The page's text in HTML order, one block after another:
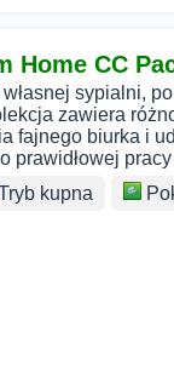
Home CC
sypialni,
zawiera
fajnego biurka i
prawidłowej
kupna